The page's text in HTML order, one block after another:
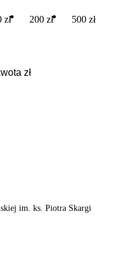
zł 200 zł 500 zł
im. ks. Piotra Skargi